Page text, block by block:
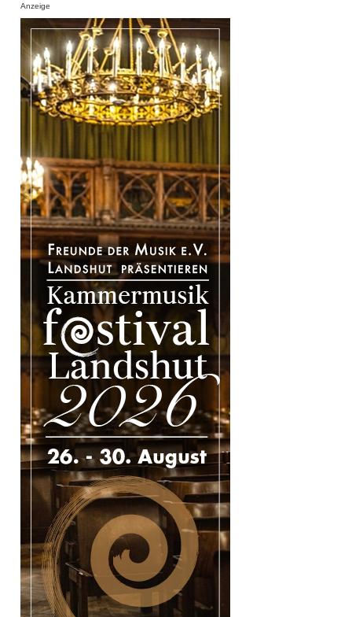
Anzeige